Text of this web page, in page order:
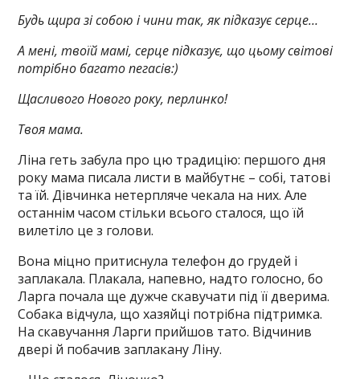
Будь щира зі собою і чини так, як підказує серце…
А мені, твоїй мамі, серце підказує, що цьому світові
потрібно багато пегасів:)
Щасливого Нового року, перлинко!
Твоя мама.
Ліна геть забула про цю традицію: першого дня
року мама писала листи в майбутнє – собі, татові
та їй. Дівчинка нетерпляче чекала на них. Але
останнім часом стільки всього сталося, що їй
вилетіло це з голови.
Вона міцно притиснула телефон до грудей і
заплакала. Плакала, напевно, надто голосно, бо
Ларга почала ще дужче скавучати під її дверима.
Собака відчула, що хазяйці потрібна підтримка.
На скавучання Ларги прийшов тато. Відчинив
двері й побачив заплакану Ліну.